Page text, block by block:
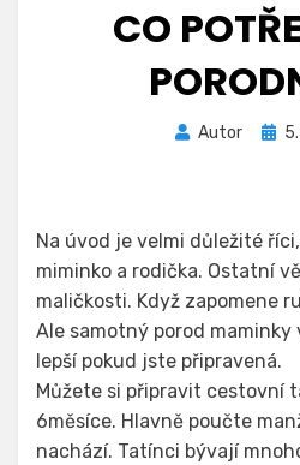
CO
Autor
Na úvod je velmi důležité
miminko a rodička. Ostatní
maličkosti. Když zapomene
Ale samotný porod maminky
lepší pokud jste připravená.
Můžete si připravit cestovní
6měsíce. Hlavně poučte
nachází. Tatínci bývají